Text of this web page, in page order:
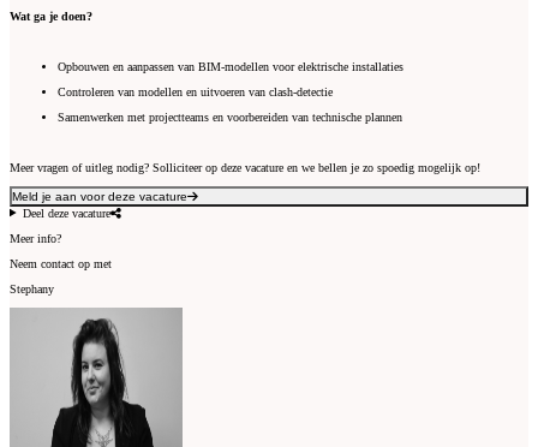
Wat ga je doen?
Opbouwen en aanpassen van BIM-modellen voor elektrische installaties
Controleren van modellen en uitvoeren van clash-detectie
Samenwerken met projectteams en voorbereiden van technische plannen
Meer vragen of uitleg nodig? Solliciteer op deze vacature en we bellen je zo spoedig mogelijk op!
Meld je aan voor deze vacature
Deel deze vacature
Meer info?
Neem contact op met
Stephany